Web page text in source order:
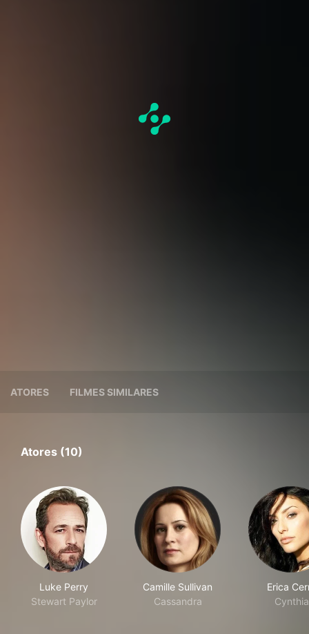
ATORES FILMES SIMILARES
Atores (10)
Luke Perry
Stewart Paylor
Camille Sullivan
Cassandra
Erica
Cynthia